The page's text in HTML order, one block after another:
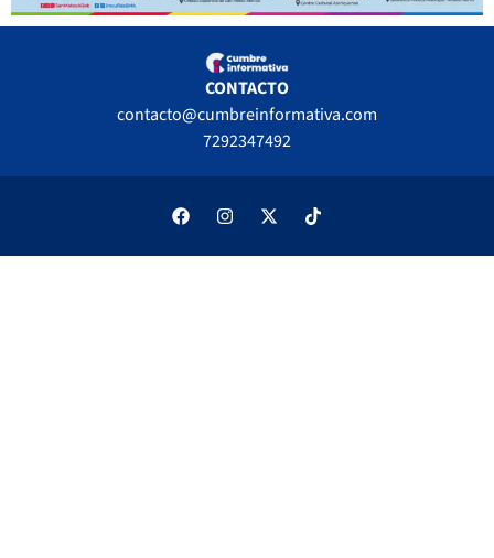
CONTACTO
contacto@cumbreinformativa.com
7292347492